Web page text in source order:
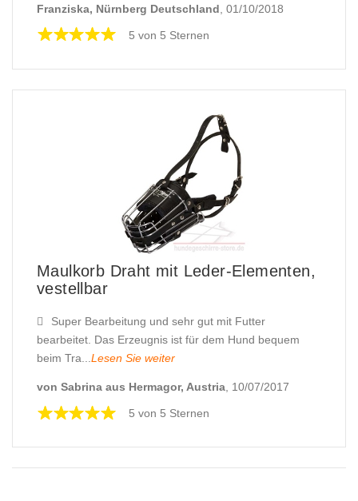
Franziska, Nürnberg Deutschland , 01/10/2018
5 von 5 Sternen
Maulkorb Draht mit Leder-Elementen,
vestellbar
Super Bearbeitung und sehr gut mit Futter
bearbeitet. Das Erzeugnis ist für dem Hund bequem
beim Tra... Lesen Sie weiter
von Sabrina aus Hermagor, Austria, 10/07/2017
5 von 5 Sternen